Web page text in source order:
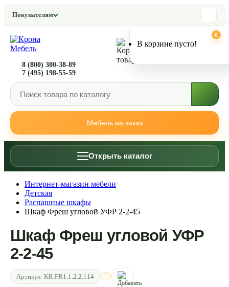
Покупателям
Мебель на заказ
8 (800) 300-38-89
7 (495) 198-55-59
0
В корзине пусто!
Открыть каталог
Интернет-магазин мебели
Детская
Распашные шкафы
Шкаф Фреш угловой УФР 2-2-45
Шкаф Фреш угловой УФР
2-2-45
Артикул: KR.FR1.1.2.2.114